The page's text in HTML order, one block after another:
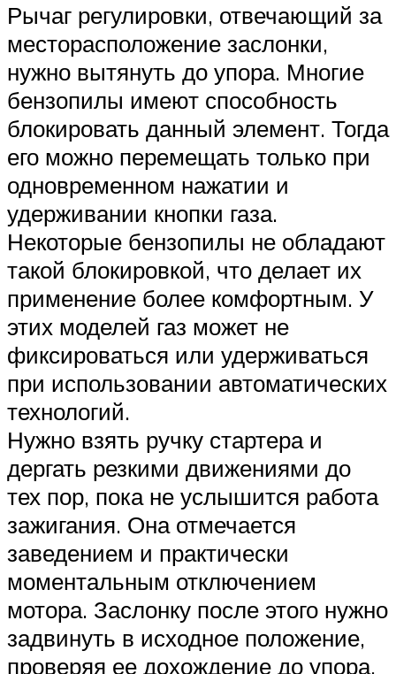
Рычаг регулировки, отвечающий за
месторасположение заслонки,
нужно вытянуть до упора. Многие
бензопилы имеют способность
блокировать данный элемент. Тогда
его можно перемещать только при
одновременном нажатии и
удерживании кнопки газа.
Некоторые бензопилы не обладают
такой блокировкой, что делает их
применение более комфортным. У
этих моделей газ может не
фиксироваться или удерживаться
при использовании автоматических
технологий.
Нужно взять ручку стартера и
дергать резкими движениями до
тех пор, пока не услышится работа
зажигания. Она отмечается
заведением и практически
моментальным отключением
мотора. Заслонку после этого нужно
задвинуть в исходное положение,
проверяя ее дохождение до упора.